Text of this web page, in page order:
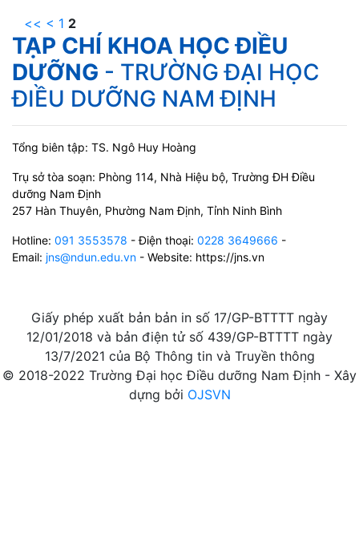
<< < 1 2
TẠP CHÍ KHOA HỌC ĐIỀU
DƯỠNG - TRƯỜNG ĐẠI HỌC
ĐIỀU DƯỠNG NAM ĐỊNH
Tổng biên tập: TS. Ngô Huy Hoàng
Trụ sở tòa soạn: Phòng 114, Nhà Hiệu bộ, Trường ĐH Điều
dưỡng Nam Định
257 Hàn Thuyên, Phường Nam Định, Tỉnh Ninh Bình
Hotline: 091 3553578 - Điện thoại: 0228 3649666 -
Email: jns@ndun.edu.vn - Website: https://jns.vn
Giấy phép xuất bản bản in số 17/GP-BTTTT ngày
12/01/2018 và bản điện tử số 439/GP-BTTTT ngày
13/7/2021 của Bộ Thông tin và Truyền thông
© 2018-2022 Trường Đại học Điều dưỡng Nam Định - Xây
dựng bởi OJSVN